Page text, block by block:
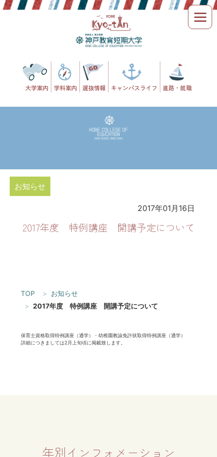
Skip
to
大学案内 学科案内 選抜情報 キャンパスライフ 進路・就職
お知らせ
2017年01月16日
2017年度 特例講座 開講予定について
TOP
お知らせ
2017年度 特例講座 開講予定について
保育士資格取得特例講座（通学）・幼稚園教諭免許状取得特例講座（通学）
詳細につきましては2月上旬頃に掲載致します。
年別インフォメーション